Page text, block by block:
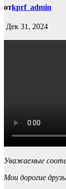
отkprf_admin
Дек 31, 2024
Уважаемые
Мои дорогие